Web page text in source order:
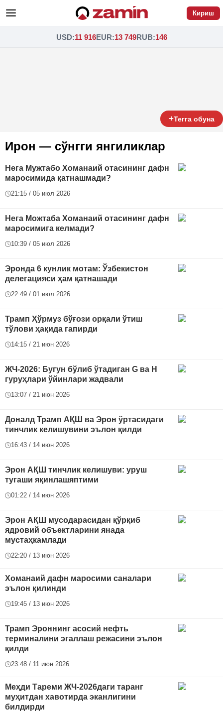
Кириш
USD:11 916EUR:13 749RUB:146
+Тегга обуна
Ирон — сўнгги янгиликлар
Нега Мужтабо Хоманаий отасининг дафн
маросимида қатнашмади?
21:15 / 05 июл 2026
Нега Можтаба Хоманаий отасининг дафн
маросимига келмади?
10:39 / 05 июл 2026
Эронда 6 кунлик мотам: Ўзбекистон
делегацияси ҳам қатнашади
22:49 / 01 июл 2026
Трамп Ҳўрмуз бўғози орқали ўтиш
тўлови ҳақида гапирди
14:15 / 21 июн 2026
ЖЧ-2026: Бугун бўлиб ўтадиган G ва H
гуруҳлари ўйинлари жадвали
13:07 / 21 июн 2026
Доналд Трамп АҚШ ва Эрон ўртасидаги
тинчлик келишувини эълон қилди
16:43 / 14 июн 2026
Эрон АҚШ тинчлик келишуви: уруш
тугаши яқинлашяптими
01:22 / 14 июн 2026
Эрон АҚШ мусодарасидан қўрқиб
ядровий объектларини янада
мустаҳкамлади
22:20 / 13 июн 2026
Хоманаий дафн маросими саналари
эълон қилинди
19:45 / 13 июн 2026
Трамп Эроннинг асосий нефть
терминалини эгаллаш режасини эълон
қилди
23:48 / 11 июн 2026
Меҳди Тареми ЖЧ-2026даги таранг
муҳитдан хавотирда эканлигини
билдирди